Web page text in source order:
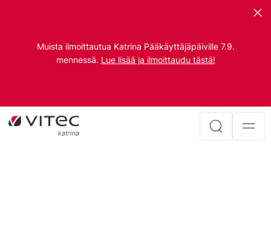
Muista ilmoittautua Katrina Pääkäyttäjäpäiville 7.9.
mennessä. Lue lisää ja ilmoittaudu tästä!